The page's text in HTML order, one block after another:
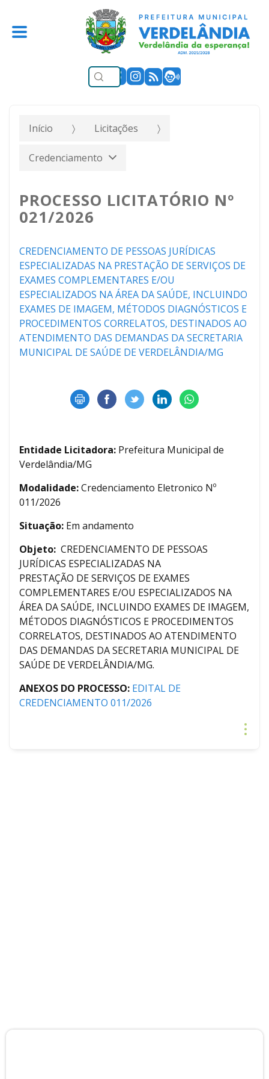
Início Licitações
Credenciamento
PROCESSO LICITATÓRIO Nº
021/2026
CREDENCIAMENTO DE PESSOAS JURÍDICAS
ESPECIALIZADAS NA PRESTAÇÃO DE SERVIÇOS DE
EXAMES COMPLEMENTARES E/OU
ESPECIALIZADOS NA ÁREA DA SAÚDE, INCLUINDO
EXAMES DE IMAGEM, MÉTODOS DIAGNÓSTICOS E
PROCEDIMENTOS CORRELATOS, DESTINADOS AO
ATENDIMENTO DAS DEMANDAS DA SECRETARIA
MUNICIPAL DE SAÚDE DE VERDELÂNDIA/MG
Entidade Licitadora: Prefeitura Municipal de
Verdelândia/MG
Modalidade:Credenciamento Eletronico Nº
011/2026
Situação: Em andamento
Objeto: CREDENCIAMENTO DE PESSOAS
JURÍDICAS ESPECIALIZADAS NA
PRESTAÇÃO DE SERVIÇOS DE EXAMES
COMPLEMENTARES E/OU ESPECIALIZADOS NA
ÁREA DA SAÚDE, INCLUINDO EXAMES DE IMAGEM,
MÉTODOS DIAGNÓSTICOS E PROCEDIMENTOS
CORRELATOS, DESTINADOS AO ATENDIMENTO
DAS DEMANDAS DA SECRETARIA MUNICIPAL DE
SAÚDE DE VERDELÂNDIA/MG.
ANEXOS DO PROCESSO: EDITAL DE
CREDENCIAMENTO 011/2026